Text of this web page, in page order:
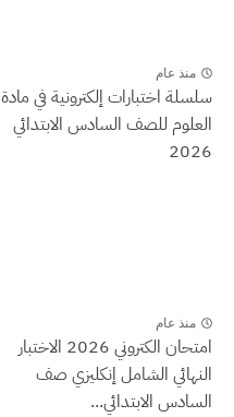
منذ عام
سلسلة اختبارات إلكترونية في مادة
العلوم للصف السادس الابتدائي
2026
منذ عام
امتحان الكتروني 2026 الاختبار
النهائي الشامل إنكليزي صف
السادس الابتدائي...